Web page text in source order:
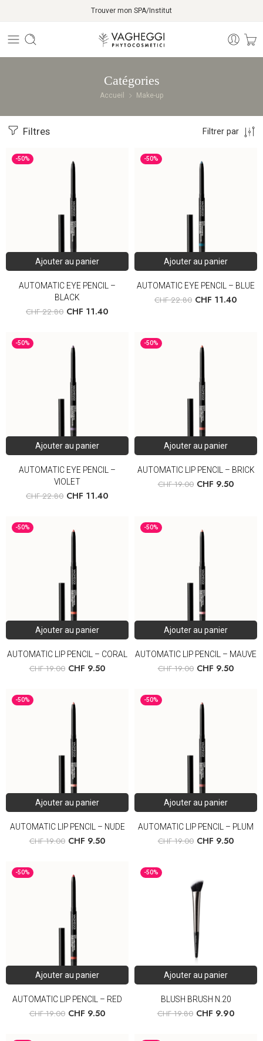
Trouver mon SPA/Institut
Catégories
Accueil Make-up
Filtres Filtrer par
-50%
Ajouter au panier
AUTOMATIC EYE PENCIL –
BLACK
CHF22.80 CHF 11.40
-50%
Ajouter au panier
AUTOMATIC EYE PENCIL – BLUE
CHF22.80 CHF 11.40
-50%
Ajouter au panier
AUTOMATIC EYE PENCIL –
VIOLET
CHF22.80 CHF 11.40
-50%
Ajouter au panier
AUTOMATIC LIP PENCIL – BRICK
CHF19.00 CHF 9.50
-50%
Ajouter au panier
AUTOMATIC LIP PENCIL – CORAL
CHF19.00 CHF 9.50
-50%
Ajouter au panier
AUTOMATIC LIP PENCIL – MAUVE
CHF19.00 CHF 9.50
-50%
Ajouter au panier
AUTOMATIC LIP PENCIL – NUDE
CHF19.00 CHF 9.50
-50%
Ajouter au panier
AUTOMATIC LIP PENCIL – PLUM
CHF19.00 CHF 9.50
-50%
Ajouter au panier
AUTOMATIC LIP PENCIL – RED
CHF19.00 CHF 9.50
-50%
Ajouter au panier
BLUSH BRUSH N.20
CHF19.80 CHF 9.90